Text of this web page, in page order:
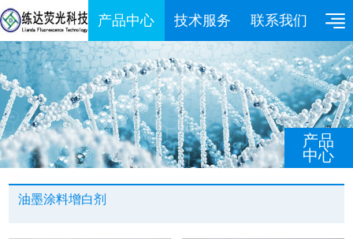
产品中心 技术服务 联系我们
产品
中心
油墨涂料增白剂